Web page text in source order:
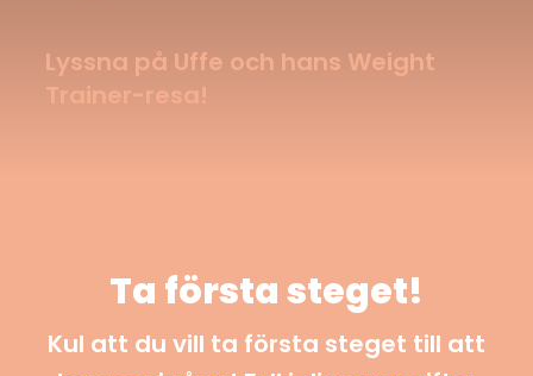
Lyssna på Uffe och hans Weight
Trainer-resa!
Ta första steget!
Kul att du vill ta första steget till att